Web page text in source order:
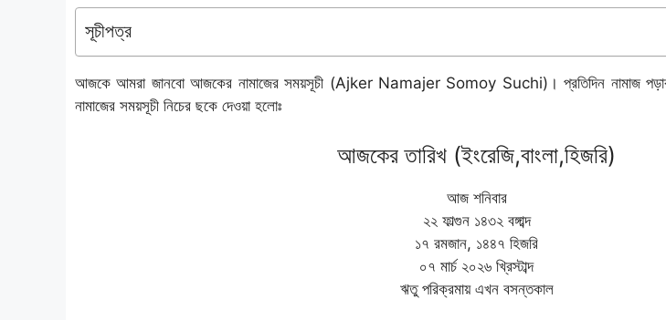
সূচীপত্র
আজকে আমরা জানবো আজকের নামাজের সময়সূচী (Ajker Namajer Somoy Suchi)। প্রতিদিন নামাজ
নামাজের সময়সূচী নিচের ছকে দেওয়া হলোঃ
আজকের তারিখ (ইংরেজি,বাংলা,হিজরি)
আজ শনিবার
২২ ফাল্গুন ১৪৩২ বঙ্গাব্দ
১৭ রমজান, ১৪৪৭ হিজরি
০৭ মার্চ ২০২৬ খ্রিস্টাব্দ
ঋতু পরিক্রমায় এখন বসন্তকাল